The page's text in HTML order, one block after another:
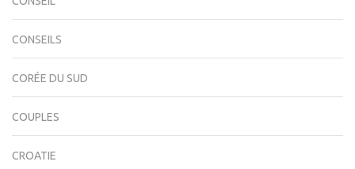
CONSEILS
CORÉE DU SUD
COUPLES
CROATIE